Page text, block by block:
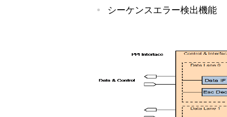
シーケンスエラー検出機能